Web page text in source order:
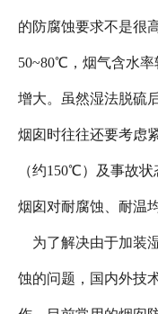
的防腐蚀要求不是很
50~80℃，烟气含水
增大。虽然湿法脱硫
烟囱时往往还要考虑
（约150℃）及事故
烟囱对耐腐蚀、耐温
为了解决由于加装
蚀的问题，国内外技